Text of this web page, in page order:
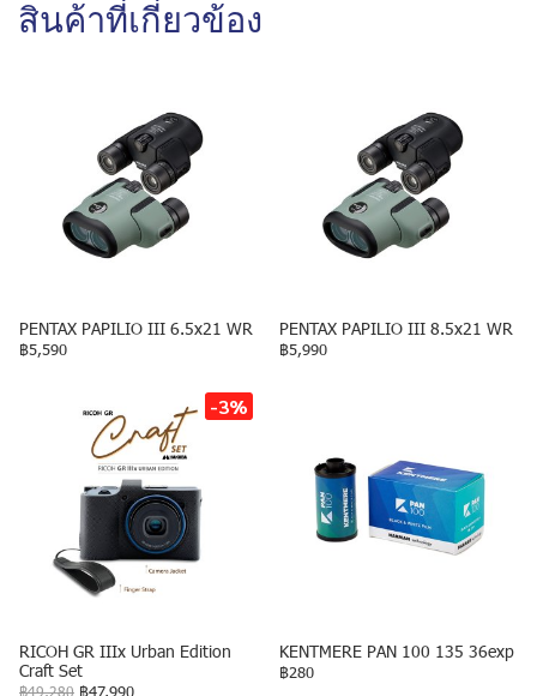
สินค้าที่เกี่ยวข้อง
PENTAX PAPILIO III 6.5x21 WR
฿5,590
PENTAX PAPILIO III 8.5x21 WR
฿5,990
-3%
RICOH GR IIIx Urban Edition
Craft Set
฿49,280 ฿47,990
KENTMERE PAN 100 135 36exp
฿280